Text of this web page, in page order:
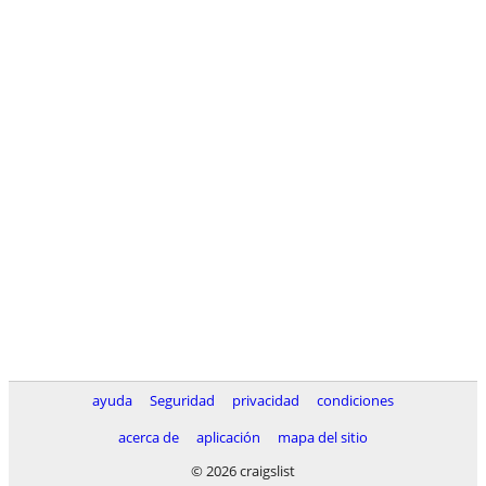
ayuda Seguridad privacidad
condiciones
acerca de
aplicación
mapa del sitio
© 2026 craigslist